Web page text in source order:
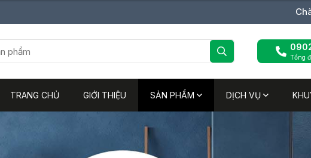
Tổng
TRANG CHỦ GIỚI THIỆU SẢN PHẨM DỊCH VỤ